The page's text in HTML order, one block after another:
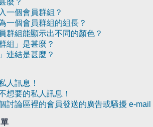
麼？
一個會員群組？
一個會員群組的組長？
群組能顯示出不同的顏色？
組」是甚麼？
連結是甚麼？
人訊息！
想要的私人訊息！
討論區裡的會員發送的廣告或騷擾 e-mail